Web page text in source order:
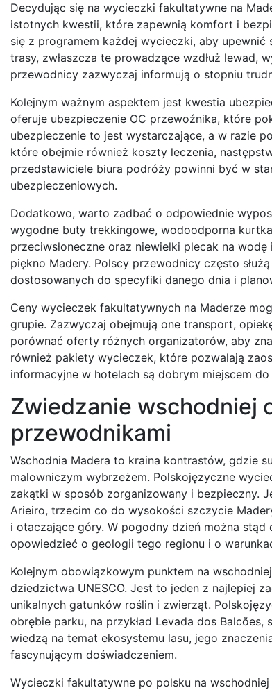
Decydując się na wycieczki fakultatywne na
istotnych kwestii, które zapewnią komfort i
się z programem każdej wycieczki, aby
trasy, zwłaszcza te prowadzące wzdłuż lewad,
przewodnicy zazwyczaj informują o stopniu
Kolejnym ważnym aspektem jest kwestia
oferuje ubezpieczenie OC przewoźnika, które
ubezpieczenie to jest wystarczające, a w razie
które obejmie również koszty leczenia,
przedstawiciele biura podróży powinni być w
ubezpieczeniowych.
Dodatkowo, warto zadbać o odpowiednie
wygodne buty trekkingowe, wodoodporna
przeciwsłoneczne oraz niewielki plecak na
piękno Madery. Polscy przewodnicy często
dostosowanych do specyfiki danego dnia i
Ceny wycieczek fakultatywnych na Maderze
grupie. Zazwyczaj obejmują one transport,
porównać oferty różnych organizatorów, aby
również pakiety wycieczek, które pozwalają
informacyjne w hotelach są dobrym miejscem
Zwiedzanie wschodniej
przewodnikami
Wschodnia Madera to kraina kontrastów, gdzie
malowniczym wybrzeżem. Polskojęzyczne
zakątki w sposób zorganizowany i bezpieczny.
Arieiro, trzecim co do wysokości szczycie
i otaczające góry. W pogodny dzień można
opowiedzieć o geologii tego regionu i o
Kolejnym obowiązkowym punktem na
dziedzictwa UNESCO. Jest to jeden z najlepiej
unikalnych gatunków roślin i zwierząt.
obrębie parku, na przykład Levada dos
wiedzą na temat ekosystemu lasu, jego
fascynującym doświadczeniem.
Wycieczki fakultatywne po polsku na